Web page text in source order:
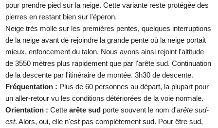
pour prendre pied sur la neige. Cette variante reste protégée des
pierres en restant bien sur l'éperon.
Neige très molle sur les premières pentes, quelques interruptions
de la neige avant de rejoindre la grande pente où la neige portait
mieux, enfoncement du talon. Nous avons ainsi rejoint l'altitude
de 3550 mètres plus rapidement que par l'arête sud. Continuation
de la descente par l'itinéraire de montée. 3h30 de descente.
Fréquentation : Plus de 60 personnes au départ, la plupart pour
un aller-retour vu les conditions détériorées de la voie normale.
Orientation : Cette arête sud porte souvent le nom d'arête sud-
est. Alors, oui, elle n'est pas complétement sud. Pour être sud,